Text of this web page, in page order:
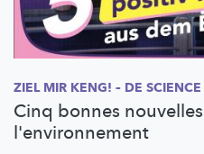
ZIEL MIR KENG! – DE
Cinq bonnes
l'environnement